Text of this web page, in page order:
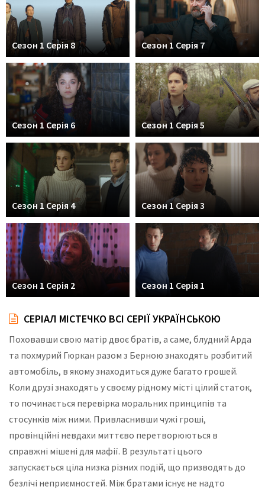
Сезон 1 Серія 8 Сезон 1 Серія 7
Сезон 1 Серія 6 Сезон 1 Серія 5
Сезон 1 Серія 4 Сезон 1 Серія 3
Сезон 1 Серія 2 Сезон 1 Серія 1
СЕРІАЛ МІСТЕЧКО ВСІ СЕРІЇ УКРАЇНСЬКОЮ
Поховавши свою матір двоє братів, а саме, блудний Арда
та похмурий Гюркан разом з Берною знаходять розбитий
автомобіль, в якому знаходиться дуже багато грошей.
Коли друзі знаходять у своєму рідному місті цілий статок,
то починається перевірка моральних принципів та
стосунків між ними. Привласнивши чужі гроші,
провінційні невдахи миттєво перетворюються в
справжні мішені для мафії. В результаті цього
запускається ціла низка різних подій, що призводять до
безлічі неприємностей. Між братами існує не надто